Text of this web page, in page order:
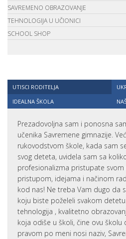
SAVREMENO OBRAZOVANJE
TEHNOLOGIJA U UČIONICI
SCHOOL SHOP
UTISCI RODITELJA
IDEALNA ŠKOLA
Prezadovoljna sam i ponosna
učenika Savremene gimnazije.
rukovodstvom škole, kada sam
svog deteta, uvidela sam sa
profesionalizma pristupate svom
pristupom, idejama i načinom
kod nas! Ne treba Vam dugo da
koju biste poželeli svakom
tehnologija , kvalitetno
koja odiše u školi, čine ovu školu
pravom po meni nosi naziv,